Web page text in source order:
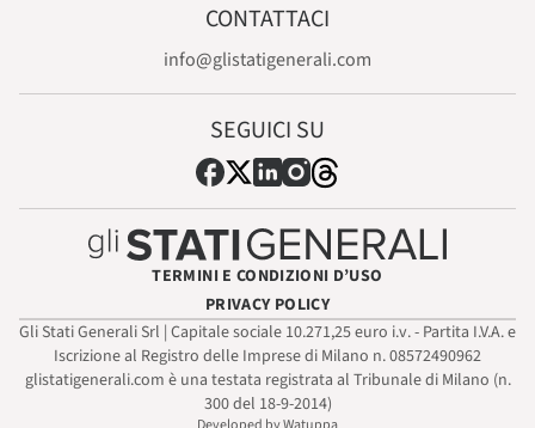
CONTATTACI
info@glistatigenerali.com
SEGUICI SU
TERMINI E CONDIZIONI D’USO
PRIVACY POLICY
Gli Stati Generali Srl | Capitale sociale 10.271,25 euro i.v. - Partita I.V.A. e
Iscrizione al Registro delle Imprese di Milano n. 08572490962
glistatigenerali.com è una testata registrata al Tribunale di Milano (n.
300 del 18-9-2014)